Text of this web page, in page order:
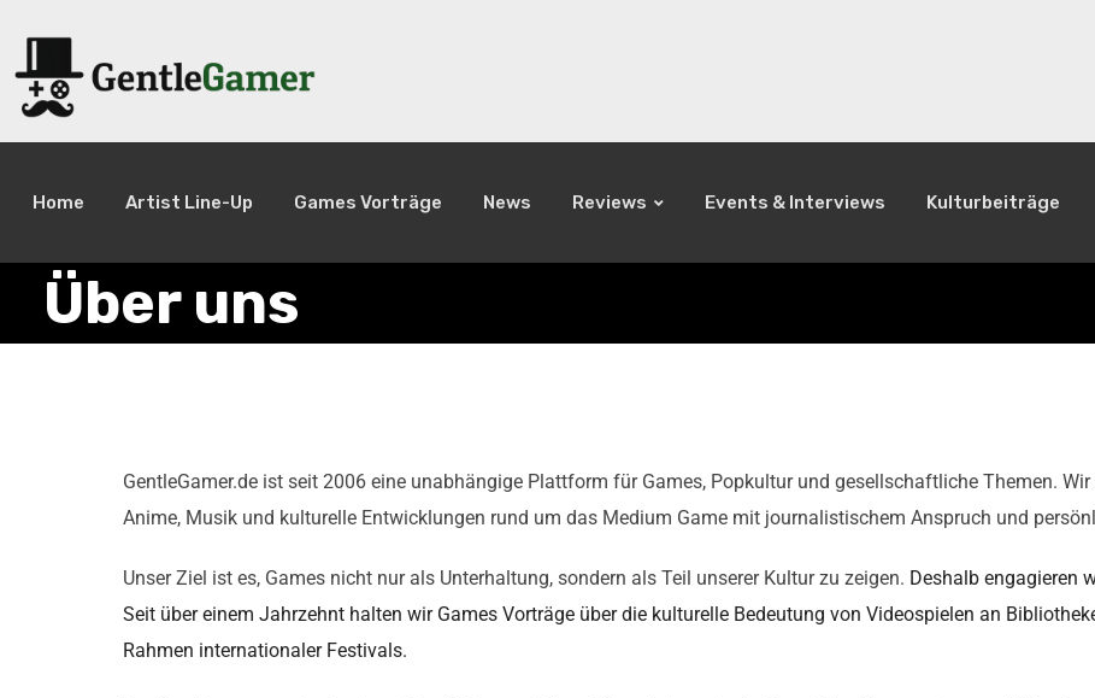
Home Artist Line-Up Games Vorträge News Reviews Events & Interviews Kulturbeiträge
Über uns
GentleGamer.de ist seit 2006 eine unabhängige Plattform für Games, Popkultur und gesellschaftliche Themen.
Anime, Musik und kulturelle Entwicklungen rund um das Medium Game mit journalistischem Anspruch und
Unser Ziel ist es, Games nicht nur als Unterhaltung, sondern als Teil unserer Kultur zu zeigen. Deshalb engagieren
Seit über einem Jahrzehnt halten wir Games Vorträge über die kulturelle Bedeutung von Videospielen an
Rahmen internationaler Festivals.